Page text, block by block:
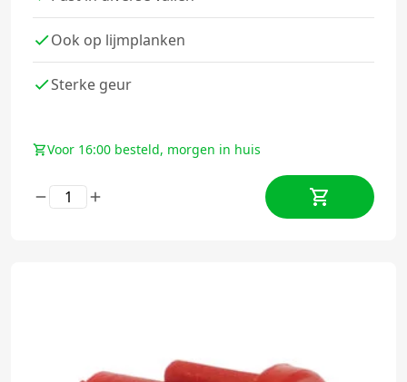
Ook op lijmplanken
Sterke geur
Voor 16:00 besteld, morgen in huis